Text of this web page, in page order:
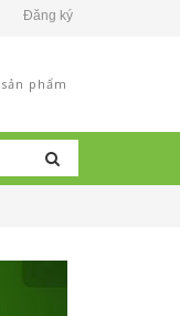
Đăng ký
sản phẩm